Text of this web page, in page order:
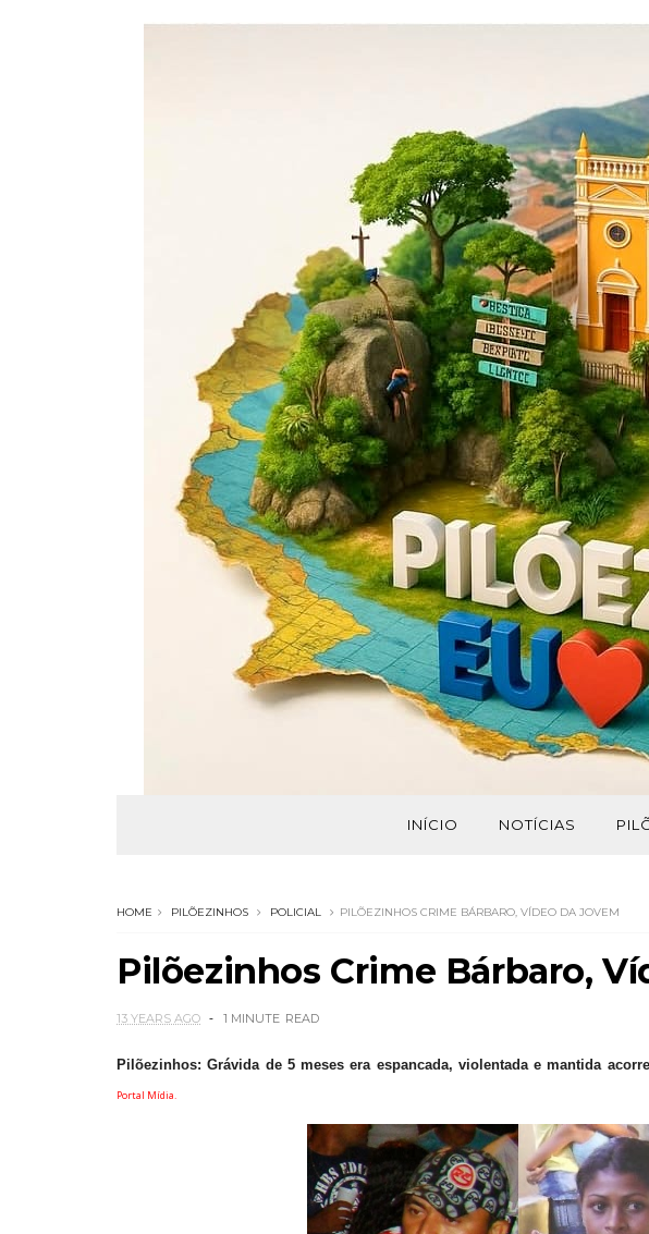
INÍCIO NOTÍCIAS
HOME PILÕEZINHOS POLICIAL PILÕEZINHOS CRIME BÁRBARO, VÍDEO DA JOVEM
Pilõezinhos Crime Bárbaro,
13 YEARS AGO 1 MINUTE READ
Pilõezinhos: Grávida de 5 meses era espancada, violentada e mantida
Portal Mídia.